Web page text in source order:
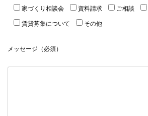
家づくり相談会 資料請求 ご相談
賃貸募集について
その他
メッセージ（必須）